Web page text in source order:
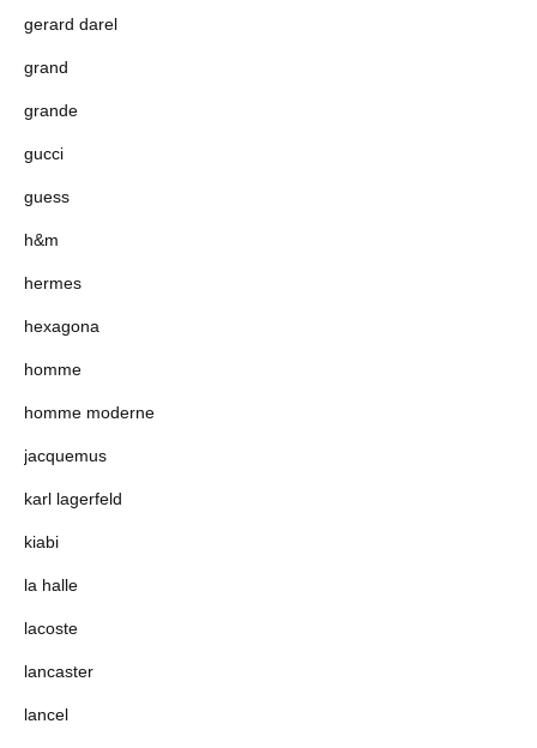
gerard darel
grand
grande
gucci
guess
h&m
hermes
hexagona
homme
homme moderne
jacquemus
karl lagerfeld
kiabi
la halle
lacoste
lancaster
lancel